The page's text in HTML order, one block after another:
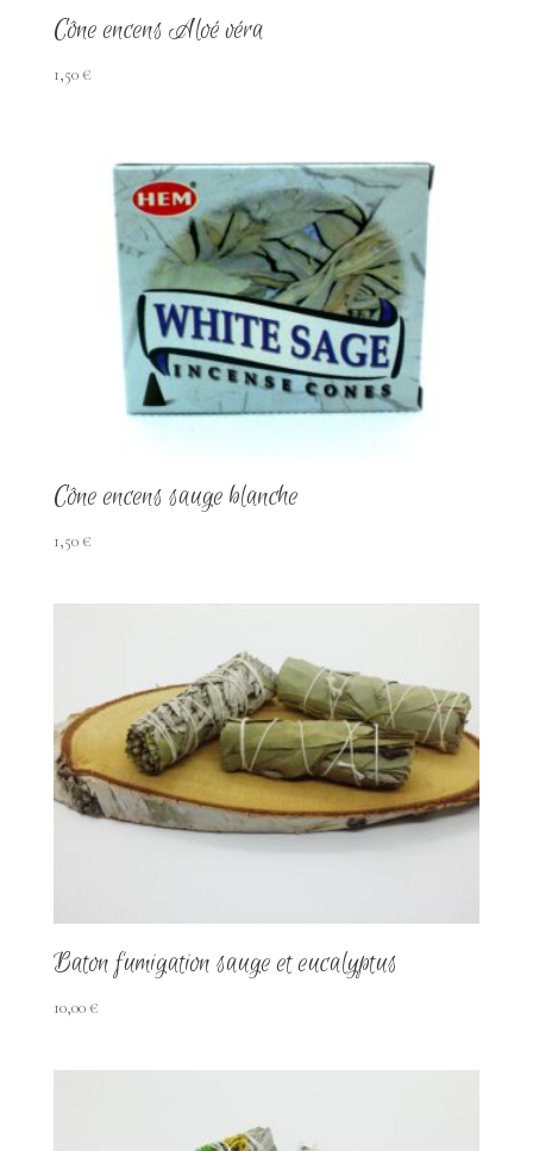
Cône encens Aloé véra
1,50€
Cône encens sauge blanche
1,50€
Baton fumigation sauge et eucalyptus
10,00€